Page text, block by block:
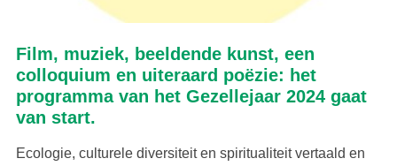
Film, muziek, beeldende kunst, een
colloquium en uiteraard poëzie: het
programma van het Gezellejaar 2024 gaat
van start.
Ecologie, culturele diversiteit en spiritualiteit vertaald en